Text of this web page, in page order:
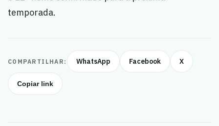
temporada.
COMPARTILHAR: WhatsApp Facebook X
Copiar link